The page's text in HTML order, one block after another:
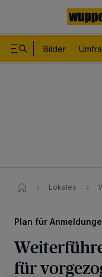
Bilder
Lokales
Plan für
für